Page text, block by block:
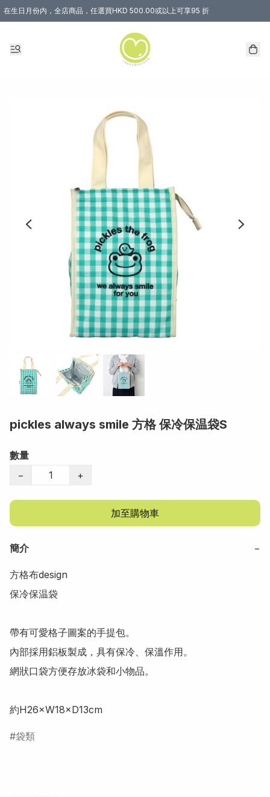
在生日月份内，全店商品，任選買HKD 500.00或以上可享95 折
pickles always smile 方格 保冷保温袋S
數量
−
+
加至購物車
簡介 −
方格布design
保冷保温袋
帶有可愛格子圖案的手提包。
內部採用鋁板製成，具有保冷、保溫作用。
網狀口袋方便存放冰袋和小物品。
袋類